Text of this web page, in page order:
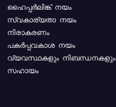
ഹൈപ്പർലിങ്ക് നയം
സ്വകാര്യതാ നയം
നിരാകരണം
പകർപ്പവകാശ നയം
വ്യവസ്ഥകളും നിബന്ധനകളും
സഹായം